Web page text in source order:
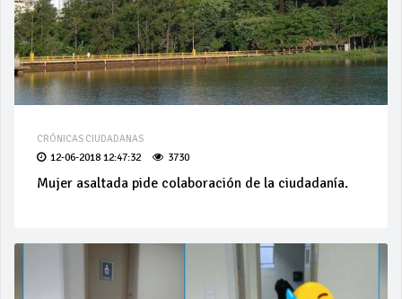
CRÓNICAS CIUDADANAS
12-06-2018 12:47:32 3730
Mujer asaltada pide colaboración de la ciudadanía.